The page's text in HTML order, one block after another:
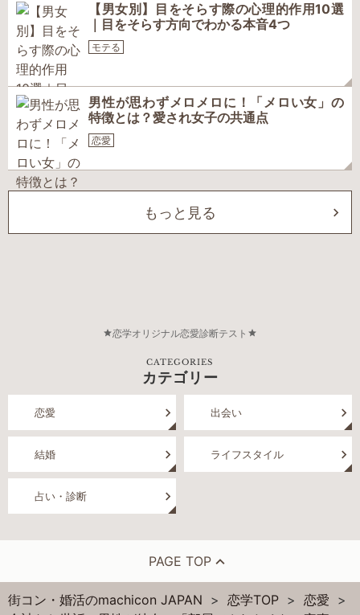
【男女別】目をそらす際の心理的作用10選
｜目をそらす方向でわかる本音4つ
モテる
男性が思わずメロメロに！「メロい女」の
特徴とは？愛され女子の共通点
恋愛
もっと見る
恋学オリジナル恋愛診断テスト
CATEGORIES
カテゴリー
恋愛 出会い
結婚 ライフスタイル
占い・診断
PAGE TOP
街コン・婚活のmachicon JAPAN 恋学TOP
恋愛